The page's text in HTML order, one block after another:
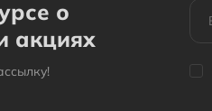
о
акциях